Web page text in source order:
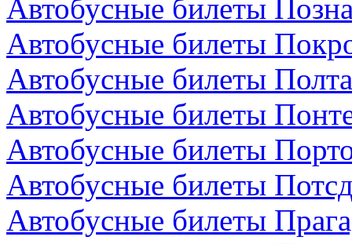
Автобусные билеты
Автобусные билеты
Автобусные билеты
Автобусные билеты
Автобусные билеты
Автобусные билеты
Автобусные билеты